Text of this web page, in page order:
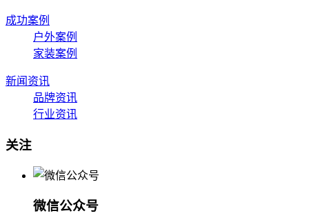
成功案例
户外案例
家装案例
新闻资讯
品牌资讯
行业资讯
关注
微信公众号